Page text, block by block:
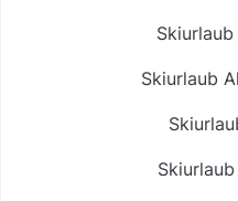
Skiurlaub